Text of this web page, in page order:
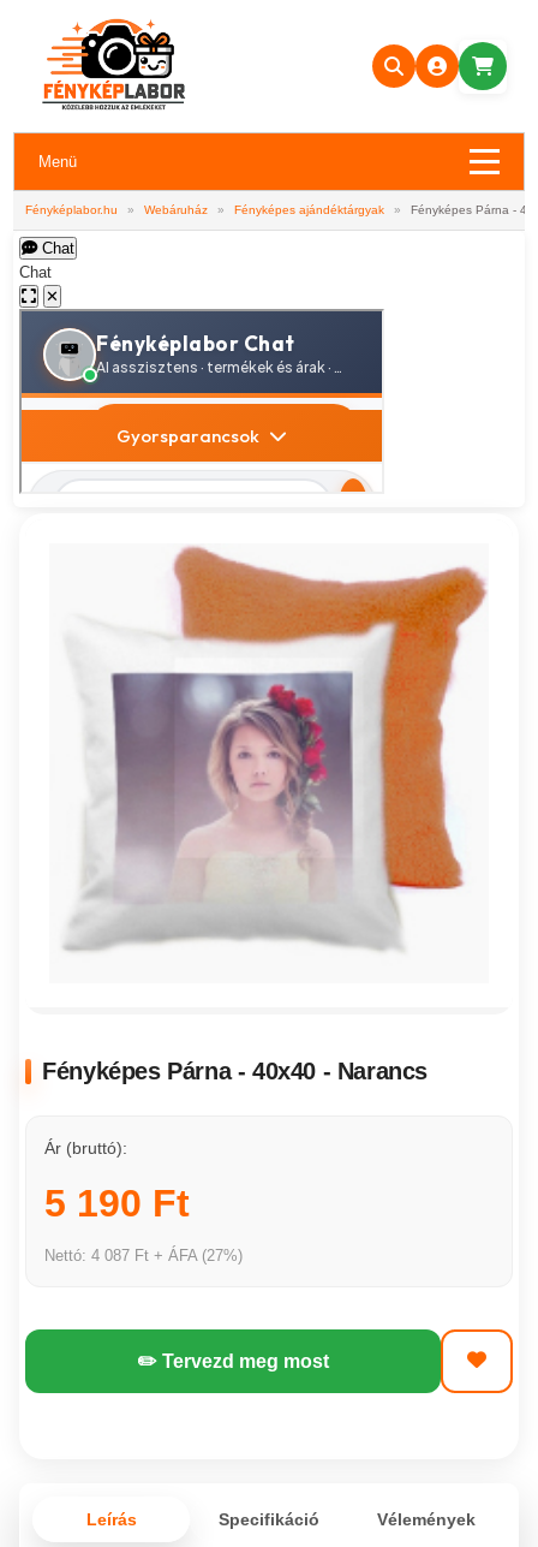
Menü
Fényképlabor.hu » Webáruház » Fényképes ajándéktárgyak » Fényképes Párna -
Chat
Chat
✕
Fényképes Párna - 40x40 - Narancs
Ár (bruttó):
5 190 Ft
Nettó: 4 087 Ft + ÁFA (27%)
✏️ Tervezd meg most
Leírás Specifikáció Vélemények